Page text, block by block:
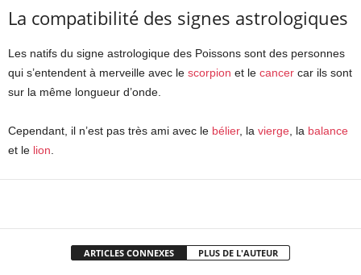
La compatibilité des signes astrologiques
Les natifs du signe astrologique des Poissons sont des personnes
qui s’entendent à merveille avec le scorpion et le cancer car ils sont
sur la même longueur d’onde.
Cependant, il n’est pas très ami avec le bélier, la vierge, la balance
et le lion.
ARTICLES CONNEXES PLUS DE L'AUTEUR